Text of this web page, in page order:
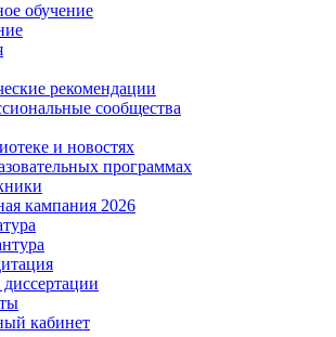
обучение
рекомендации
сообщества
и новостях
программах
кампания 2026
кабинет